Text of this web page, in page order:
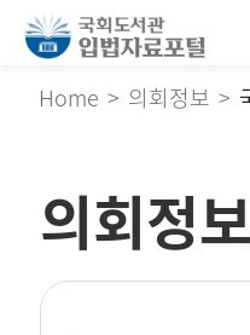
Home 의회정보
의회정보